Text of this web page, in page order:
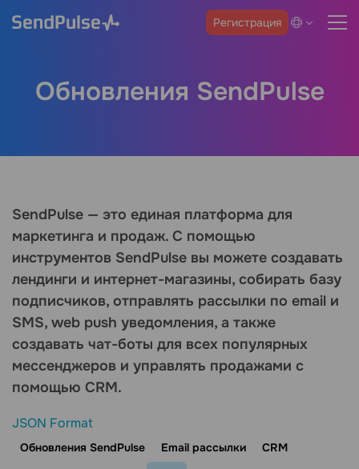
Регистрация
Обновления SendPulse
SendPulse — это единая платформа для
маркетинга и продаж. С помощью
инструментов SendPulse вы можете создавать
лендинги и интернет-магазины, собирать базу
подписчиков, отправлять рассылки по email и
SMS, web push уведомления, а также
создавать чат-боты для всех популярных
мессенджеров и управлять продажами с
помощью CRM.
JSON Format
Обновления SendPulse Email рассылки CRM